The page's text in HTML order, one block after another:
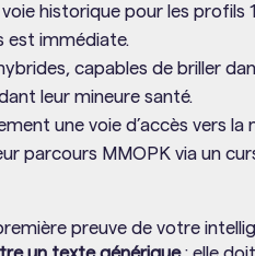
historique pour les profils
est immédiate.
capables de briller
leur mineure santé.
une voie d’accès vers la
parcours MMOPK via un
preuve de votre